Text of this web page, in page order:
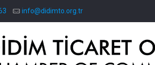
info@didimto.org.tr